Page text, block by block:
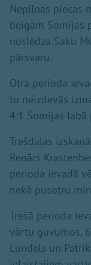
Nepilnas piecas
beigām Somijas
noslēdza Saku
pārsvaru.
Otrā perioda
to neizdevās
4:1 Somijas labā
Trešdaļas
Renārs
perioda ievadā
nekā pusotru
Trešā perioda
vārtu guvumos,
Lundels un